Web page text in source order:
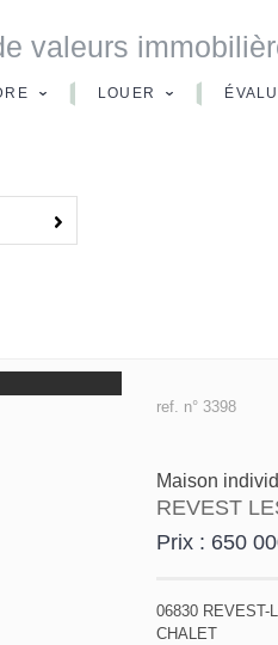
valeurs
LOUER
ref. n° 3398
Maison
REVEST
Prix : 650
06830 REVEST-
CHALET